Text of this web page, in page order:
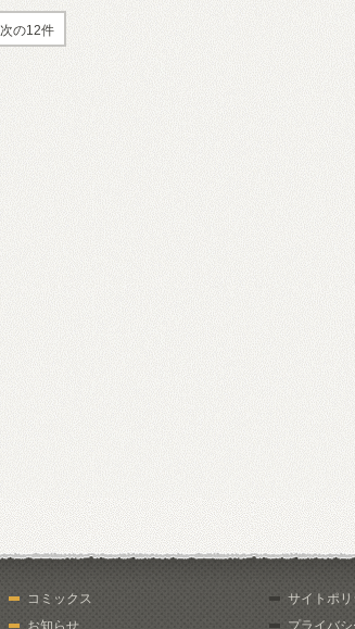
次の12件
コミックス
お知らせ
サイトポリ
プライバ